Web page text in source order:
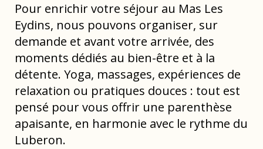
Pour enrichir votre séjour au Mas Les
Eydins, nous pouvons organiser, sur
demande et avant votre arrivée, des
moments dédiés au bien-être et à la
détente. Yoga, massages, expériences de
relaxation ou pratiques douces : tout est
pensé pour vous offrir une parenthèse
apaisante, en harmonie avec le rythme du
Luberon.